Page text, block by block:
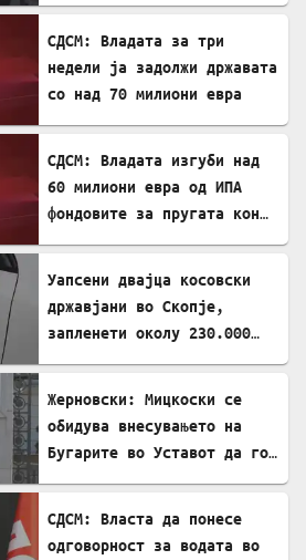
СДСМ: Владата за три
недели ја задолжи државата
со над 70 милиони евра
СДСМ: Владата изгуби над
60 милиони евра од ИПА
фондовите за пругата кон
Уапсени двајца косовски
државјани во Скопје,
запленети околу 230.000
Жерновски: Мицкоски се
обидува внесувањето на
Бугарите во Уставот да го
СДСМ: Власта да понесе
одговорност за водата во